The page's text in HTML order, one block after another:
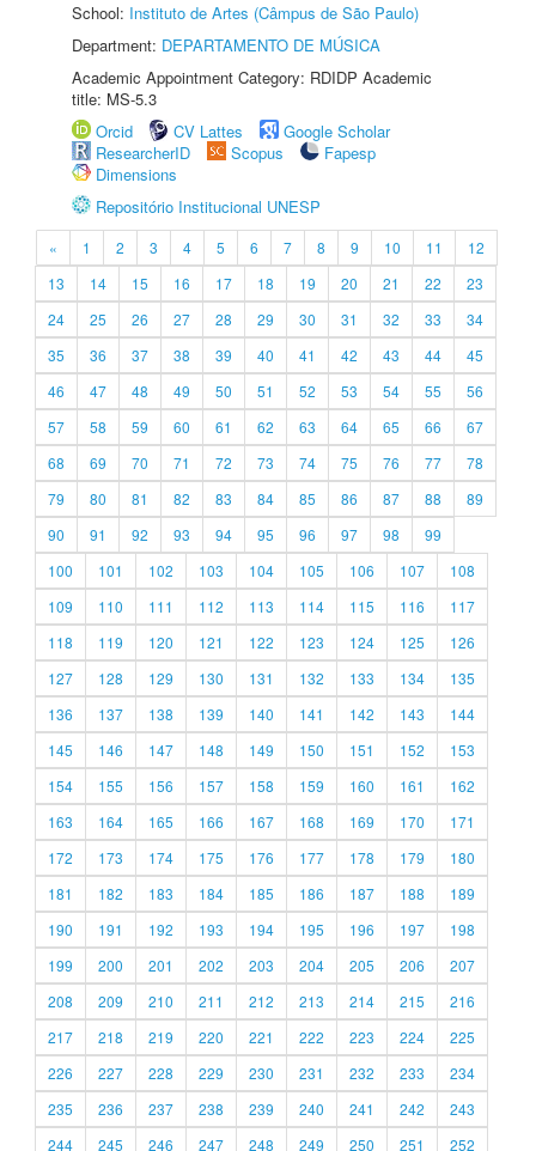
School: Instituto de Artes (Câmpus de São Paulo)
Department: DEPARTAMENTO DE MÚSICA
Academic Appointment Category: RDIDP Academic
title: MS-5.3
Orcid
CV Lattes
Google Scholar
ResearcherID
Scopus
Fapesp
Dimensions
Repositório Institucional UNESP
« 1 2 3 4 5 6 7 8 9 10 11
12
13
14 15 16 17 18 19 20 21 22
23
24
25 26 27 28 29 30 31 32 33
34
35
36 37 38 39 40 41 42 43 44
45
46
47 48 49 50 51 52 53 54 55
56
57
58 59 60 61 62 63 64 65 66
67
68
69 70 71 72 73 74 75 76 77
78
79
80 81 82 83 84 85 86 87 88
89
90
91 92 93 94 95 96 97 98
99
100
101 102 103 104 105 106 107
108
109
110 111 112 113 114 115 116
117
118
119 120 121 122 123 124 125
126
127
128 129 130 131 132 133 134
135
136
137 138 139 140 141 142 143
144
145
146 147 148 149 150 151 152
153
154
155 156 157 158 159 160 161
162
163
164 165 166 167 168 169 170
171
172
173 174 175 176 177 178 179
180
181
182 183 184 185 186 187 188
189
190
191 192 193 194 195 196 197
198
199
200 201 202 203 204 205 206
207
208
209 210 211 212 213 214 215
216
217
218 219 220 221 222 223 224
225
226
227 228 229 230 231 232 233
234
235
236 237 238 239 240 241 242
243
244
245 246 247 248 249 250 251 252